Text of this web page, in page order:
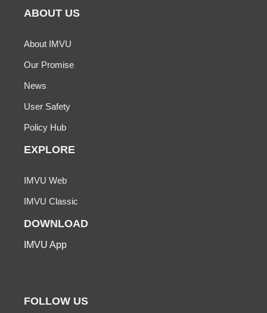
ABOUT US
About IMVU
Our Promise
News
User Safety
Policy Hub
EXPLORE
IMVU Web
IMVU Classic
DOWNLOAD
IMVU App
FOLLOW US